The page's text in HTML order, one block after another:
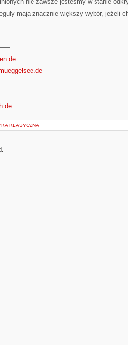
nie zawsze jesteśmy w stanie
mają znacznie większy wybór, jeżeli
KLASYCZNA